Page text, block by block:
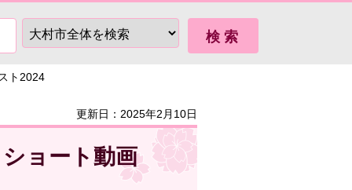
ト2024
更新日：2025年2月10日
ョート動画